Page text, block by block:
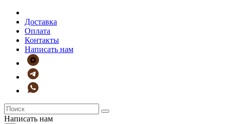
Доставка
Оплата
Контакты
Написать нам
Написать нам